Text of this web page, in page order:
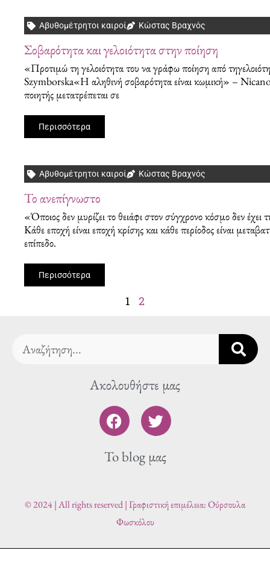
Αβυθομέτρητοι καιροί Κώστας Βραχνός
Σοβαρότητα και γελοιότητα στην ποίηση
«Προτιμώ τη γελοιότητα του να γράφω ποίηση από
Szymborska«Η αληθινή σοβαρότητα είναι κωμική» –
ποιητής μετατρέπεται σε
Περισσότερα
Αβυθομέτρητοι καιροί Κώστας Βραχνός
Το ανεπίγνωστο
«Όποιος δεν μυρίζει το θειάφι στον σύγχρονο κόσμο δεν
Κάθε εποχή είναι εποχή κρίσης και κάθε περίοδος είναι
επίπεδο.
Περισσότερα
1 2
Search
Ακολουθήστε μας
F
a
c
e
o
k
T
w
i
t
r
To blog μας
© 2024 | All rights reserved | Γραφιστική επιμέλεια: Ούρσουλα
Φωσκόλου